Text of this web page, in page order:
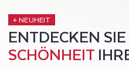
C
O
+ NEUHEIT
ENTDECKEN
SCHÖNHEIT